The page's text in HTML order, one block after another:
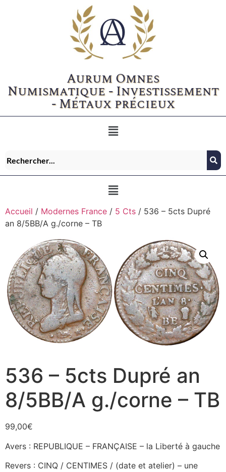
Aurum Omnes
Numismatique - Investissement
- Métaux précieux
Accueil / Modernes France / 5 Cts / 536 – 5cts Dupré
an 8/5BB/A g./corne – TB
536 – 5cts Dupré an
8/5BB/A g./corne – TB
99,00€
Avers : REPUBLIQUE – FRANÇAISE – la Liberté à gauche
Revers : CINQ / CENTIMES / (date et atelier) – une